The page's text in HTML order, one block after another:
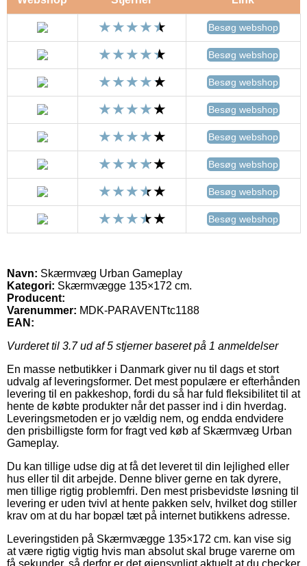
Besøg webshop
Besøg webshop
Besøg webshop
Besøg webshop
Besøg webshop
Besøg webshop
Besøg webshop
Besøg webshop
Navn: Skærmvæg Urban Gameplay
Kategori: Skærmvægge 135×172 cm.
Producent:
Varenummer: MDK-PARAVENTtc1188
EAN:
Vurderet til 3.7ud af 5 stjerner baseret på 1 anmeldelser
En masse netbutikker i Danmark giver nu til dags et stort
udvalg af leveringsformer. Det mest populære er efterhånden
levering til en pakkeshop, fordi du så har fuld fleksibilitet til at
hente de købte produkter når det passer ind i din hverdag.
Leveringsmetoden er jo vældig nem, og endda endvidere
den prisbilligste form for fragt ved køb af Skærmvæg Urban
Gameplay.
Du kan tillige udse dig at få det leveret til din lejlighed eller
hus eller til dit arbejde. Denne bliver gerne en tak dyrere,
men tillige rigtig problemfri. Den mest prisbevidste løsning til
levering er uden tvivl at hente pakken selv, hvilket dog stiller
krav om at du har bopæl tæt på internet butikkens adresse.
Leveringstiden på Skærmvægge 135×172 cm. kan vise sig
at være rigtig vigtig hvis man absolut skal bruge varerne om
få sekunder, så derfor er det øjensynligt aktuelt at du checker